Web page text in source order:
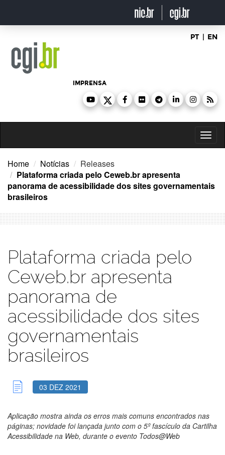
o
PT | EN
IMPRENSA
Home Notícias
Releases
Plataforma criada pelo Ceweb.br apresenta
panorama de acessibilidade dos sites governamentais
brasileiros
Plataforma criada pelo
Ceweb.br apresenta
panorama de
acessibilidade dos sites
governamentais
brasileiros
03 DEZ 2021
Aplicação mostra ainda os erros mais comuns encontrados nas
páginas; novidade foi lançada junto com o 5º fascículo da Cartilha
Acessibilidade na Web, durante o evento Todos@Web